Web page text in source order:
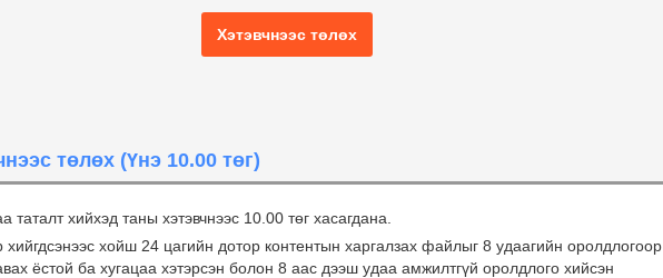
Хэтэвчнээс төлөх
төлөх (Үнэ 10.00 төг)
таталт хийхэд таны хэтэвчнээс 10.00 төг хасагдана.
хийгдсэнээс хойш 24 цагийн дотор контентын харгалзах файлыг 8 удаагийн оролдлогоор
ёстой ба хугацаа хэтэрсэн болон 8 аас дээш удаа амжилтгүй оролдлого хийсэн